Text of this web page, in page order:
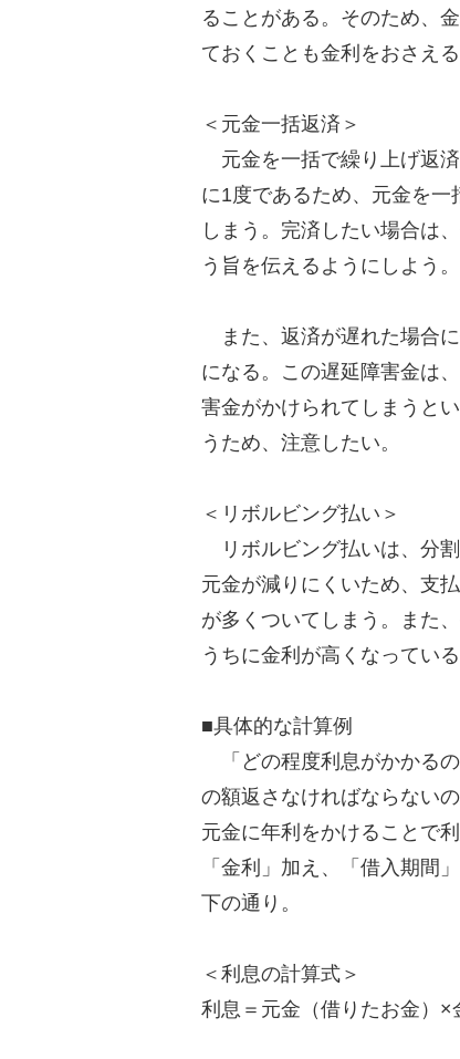
ることがある。そのため、
ておくことも金利をおさえる
＜元金一括返済＞
元金を一括で繰り上げ返
に1度であるため、元金を
しまう。完済したい場合は
う旨を伝えるようにしよう。
また、返済が遅れた場合
になる。この遅延障害金は
害金がかけられてしまうと
うため、注意したい。
＜リボルビング払い＞
リボルビング払いは、分割
元金が減りにくいため、支
が多くついてしまう。また
うちに金利が高くなってい
■具体的な計算例
「どの程度利息がかかる
の額返さなければならない
元金に年利をかけることで
「金利」加え、「借入期間
下の通り。
＜利息の計算式＞
利息＝元金（借りたお金）×